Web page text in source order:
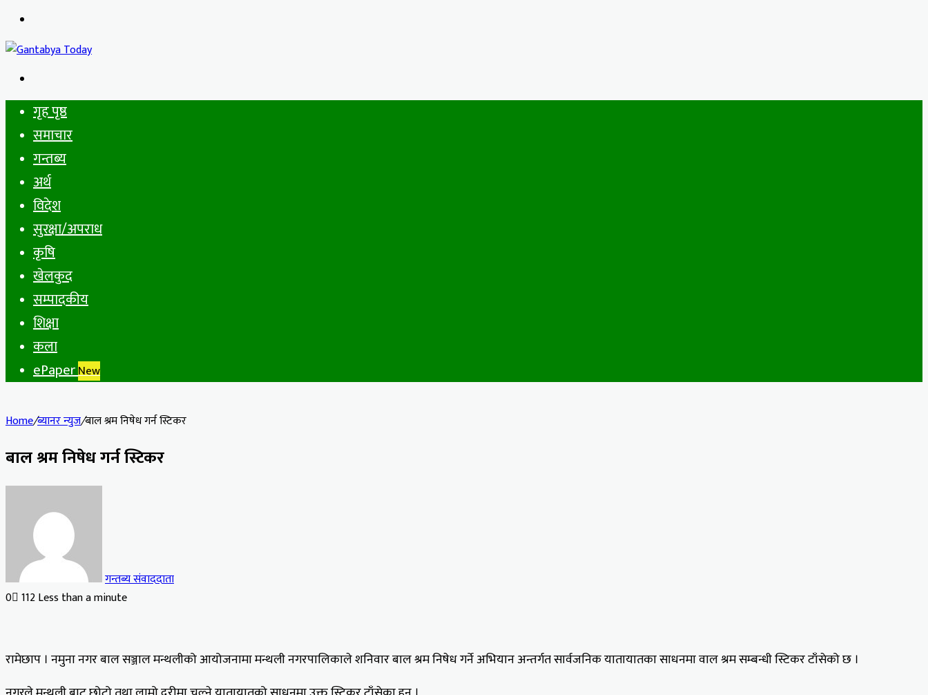
for
गृह पृष्ठ
समाचार
गन्तब्य
अर्थ
विदेश
सुरक्षा/अपराध
कृषि
खेलकुद
सम्पादकीय
शिक्षा
कला
ePaperNew
Home/ब्यानर न्युज/बाल श्रम निषेध गर्न स्टिकर
बाल श्रम निषेध गर्न स्टिकर
गन्तब्य संवाददाता
0 112Less than a minute
रामेछाप । नमुना नगर बाल सञ्जाल मन्थलीको आयोजनामा मन्थली नगरपालिकाले शनिवार बाल श्रम निषेध गर्ने अभियान अन्तर्गत सार्वजनिक यातायातका साधनमा वाल श्रम सम्बन्धी स्टिकर टाँसेको छ ।